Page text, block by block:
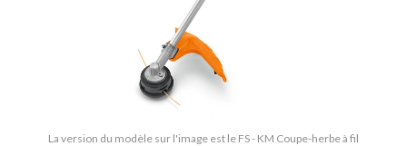
La version du modèle sur l'image est le FS - KM Coupe-herbe à fil